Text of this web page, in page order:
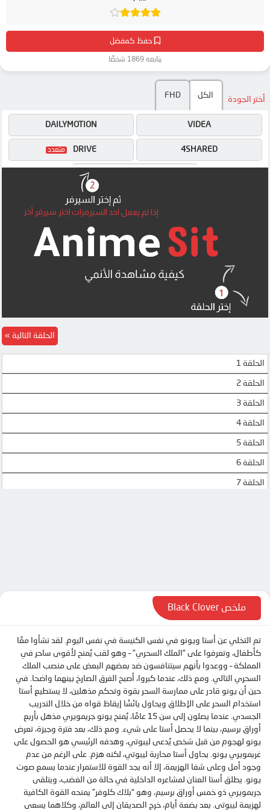
حفظ كمفضل
يتابعه 1869 شخصًا
أختر الجودة الكل FHD
VIDEA
DAILYMOTION
DRIVE 4SHARED
الحلقة 1
الحلقة 2
الحلقة 3
الحلقة 4
الحلقة 5
الحلقة 6
الحلقة 7
الحلقة 13
الحلقة 14
الحلقة 15
الحلقة 16
الحلقة 17
الحلقة 18
الحلقة 19
الحلقة 20
الحلقة 21
الحلقة 22
الحلقة 23
الحلقة التالية
ملخص Black Clover
تم التخلي عن أستا ويونو في نفس الكنيسة في نفس اليوم. لقد نشأوا معًا
كأطفال، وتعرفوا على “الملك السحري” – وهو لقب يُمنح لأقوى ساحر في
المملكة – ووعدوا بأنهم سيتنافسون ضد بعضهم البعض على منصب الملك
السحري التالي. ومع ذلك، عندما كبروا، أصبح الفرق الصارخ بينهما واضحا. في
حين أن يونو قادر على ممارسة السحر بقوة وتحكم مذهلين، لا يستطيع أستا
استخدام السحر على الإطلاق ويحاول يائسًا إيقاظ قواه من خلال التدريب
الجسدي. عندما يصلون إلى سن 15 عامًا، يُمنح يونو جريمويري مذهل بأربع
أوراق برسيم، بينما لا يحصل أستا على شيء. ومع ذلك، بعد فترة وجيزة، تعرض
يونو لهجوم من قبل شخص يُدعى ليبوتي، وهدفه الرئيسي هو الحصول على
غريمويري يونو. يحاول أستا محاربة ليبوتي، لكنه هزم. على الرغم من عدم
وجود أمل وعلى شفا الهزيمة، إلا أنه يجد القوة للاستمرار عندما يسمع صوت
يونو. يطلق أستا العنان لمشاعره الداخلية في حالة من الغضب، ويتلقى
جريمويري ذو خمس أوراق برسيم، وهو “بلاك كلوفر” يمنحه القوة الكافية
لهزيمة ليبوتي. بعد بضعة أيام، خرج الصديقان إلى العالم، وكلاهما يسعى